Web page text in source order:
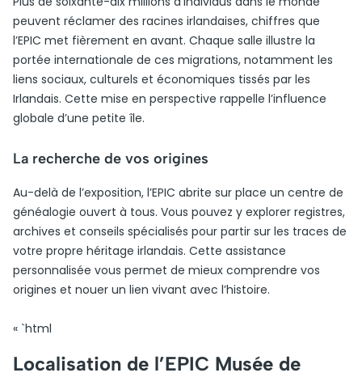
peuvent réclamer des racines irlandaises, chiffres que
l’EPIC met fièrement en avant. Chaque salle illustre la
portée internationale de ces migrations, notamment les
liens sociaux, culturels et économiques tissés par les
Irlandais. Cette mise en perspective rappelle l’influence
globale d’une petite île.
La recherche de vos origines
Au-delà de l’exposition, l’EPIC abrite sur place un centre de
généalogie ouvert à tous. Vous pouvez y explorer registres,
archives et conseils spécialisés pour partir sur les traces de
votre propre héritage irlandais. Cette assistance
personnalisée vous permet de mieux comprendre vos
origines et nouer un lien vivant avec l’histoire.
« `html
Localisation de l’EPIC Musée de